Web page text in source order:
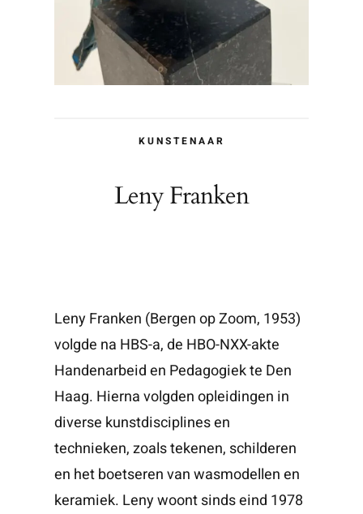
KUNSTENAAR
Leny Franken
Leny Franken (Bergen op Zoom, 1953)
volgde na HBS-a, de HBO-NXX-akte
Handenarbeid en Pedagogiek te Den
Haag. Hierna volgden opleidingen in
diverse kunstdisciplines en
technieken, zoals tekenen, schilderen
en het boetseren van wasmodellen en
keramiek. Leny woont sinds eind 1978